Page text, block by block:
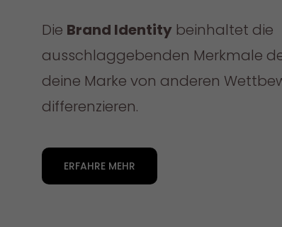
Die Brand Identity beinhaltet die
ausschlaggebenden Merkmale
deine Marke von anderen
differenzieren.
ERFAHRE MEHR